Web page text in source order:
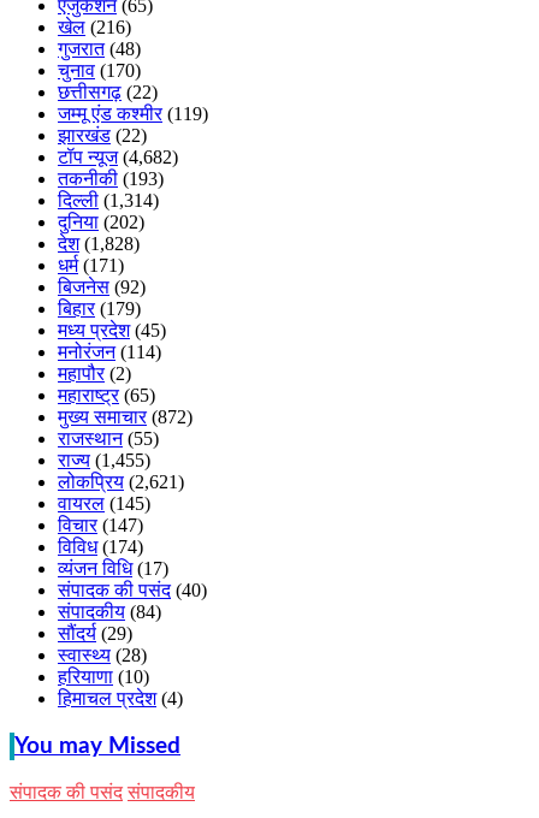
एजुकेशन(65)
खेल (216)
गुजरात(48)
चुनाव (170)
छत्तीसगढ़ (22)
जम्मू एंड कश्मीर(119)
झारखंड (22)
टॉप न्यूज(4,682)
तकनीकी (193)
दिल्ली (1,314)
दुनिया (202)
देश(1,828)
धर्म(171)
बिजनेस (92)
बिहार(179)
मध्य प्रदेश(45)
मनोरंजन(114)
महापौर(2)
महाराष्ट्र(65)
मुख्य समाचार(872)
राजस्थान(55)
राज्य (1,455)
लोकप्रिय (2,621)
वायरल (145)
विचार(147)
विविध(174)
व्यंजन विधि(17)
संपादक की पसंद(40)
संपादकीय (84)
सौंदर्य (29)
स्वास्थ्य (28)
हरियाणा (10)
हिमाचल प्रदेश(4)
You may Missed
संपादक की पसंद संपादकीय